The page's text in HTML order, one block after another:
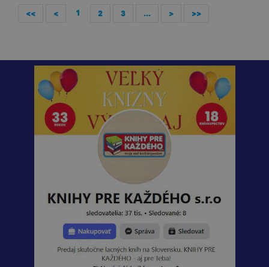
<< < 1 2 3 ... > >>